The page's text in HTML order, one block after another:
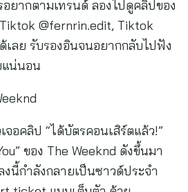
อคลิป “ได้บัตรคอนเสิร์ตแล้ว!”
ของ The Weeknd ดังขึ้นมา
งนี้กำลังกลายเป็นซาวด์ประจำ
ทั้งฟีลฝันเป็นจริง ทำให้หลายคน
นต์กดบัตรสำเร็จ อวดที่นั่ง หรือ
าจะได้ไปเจอศิลปินที่รักจริง ๆ จน
TikTok และ Reels ในไทย ใคร
ไปดูคลิปของ Tiktok